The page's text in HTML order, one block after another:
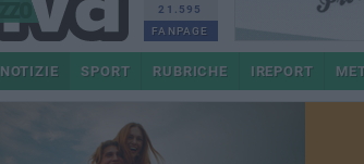
21.595
FANPAGE
NOTIZIE SPORT RUBRICHE IREPORT